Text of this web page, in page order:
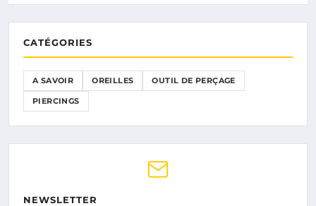
CATÉGORIES
A SAVOIR OREILLES OUTIL DE PERÇAGE
PIERCINGS
NEWSLETTER